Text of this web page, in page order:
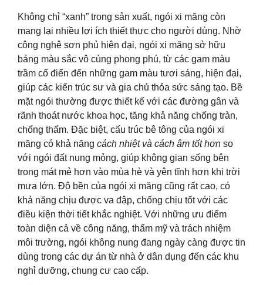
Không chỉ “xanh” trong sản xuất, ngói xi măng còn
mang lại nhiều lợi ích thiết thực cho người dùng. Nhờ
công nghệ sơn phủ hiện đại, ngói xi măng sở hữu
bảng màu sắc vô cùng phong phú, từ các gam màu
trầm cổ điển đến những gam màu tươi sáng, hiện đại,
giúp các kiến trúc sư và gia chủ thỏa sức sáng tạo. Bề
mặt ngói thường được thiết kế với các đường gân và
rãnh thoát nước khoa học, tăng khả năng chống tràn,
chống thấm. Đặc biệt, cấu trúc bê tông của ngói xi
măng có khả năng cách nhiệt và cách âm tốt hơn so
với ngói đất nung mỏng, giúp không gian sống bên
trong mát mẻ hơn vào mùa hè và yên tĩnh hơn khi trời
mưa lớn. Độ bền của ngói xi măng cũng rất cao, có
khả năng chịu được va đập, chống chịu tốt với các
điều kiện thời tiết khắc nghiệt. Với những ưu điểm
toàn diện cả về công năng, thẩm mỹ và trách nhiệm
môi trường, ngói không nung đang ngày càng được tin
dùng trong các dự án từ nhà ở dân dụng đến các khu
nghỉ dưỡng, chung cư cao cấp.